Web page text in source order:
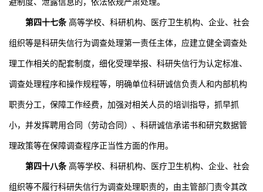
第四十七条 高等学校、科研机构、医疗卫生机构、企业、社会
组织等是科研失信行为调查处理第一责任主体，应建立健全调查处
理工作相关的配套制度，细化受理举报、科研失信行为认定标准、
调查处理程序和操作规程等，明确单位科研诚信负责人和内部机构
职责分工，保障工作经费，加强对相关人员的培训指导，抓早抓
小，并发挥聘用合同（劳动合同）、科研诚信承诺书和研究数据管
理政策等在保障调查程序正当性方面的作用。
第四十八条 高等学校、科研机构、医疗卫生机构、企业、社会
组织等不履行科研失信行为调查处理职责的，由主管部门责令其改